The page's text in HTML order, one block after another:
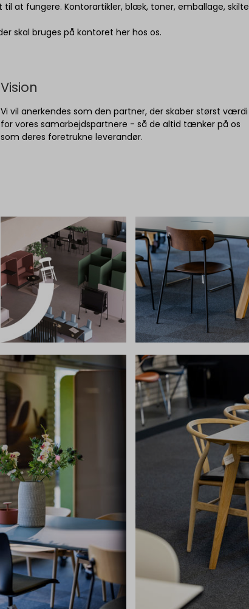
at fungere. Kontorartikler, blæk, toner, emballage, skilte
skal bruges på kontoret her hos os.
Vision
Vi vil anerkendes som den partner, der skaber størst værdi
for vores samarbejdspartnere - så de altid tænker på os
som deres foretrukne leverandør.